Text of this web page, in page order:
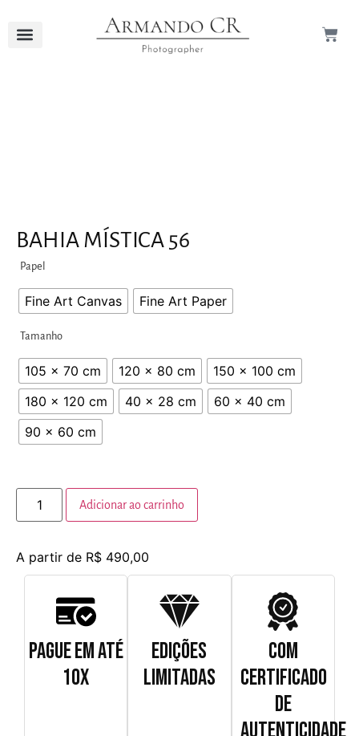
BAHIA MÍSTICA 56
Papel
Fine Art Canvas Fine Art Paper
Tamanho
105 x 70 cm 120 x 80 cm
150 x 100 cm
180 x 120 cm
40 x 28 cm
60 x 40 cm
90 x 60 cm
Adicionar ao carrinho
A partir de R$ 490,00
PAGUE EM ATÉ
10X
EDIÇÕES
LIMITADAS
COM
CERTIFICADO
DE
AUTENTICIDADE